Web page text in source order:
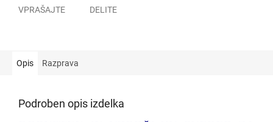
VPRAŠAJTE DELITE
Opis Razprava
Podroben opis izdelka